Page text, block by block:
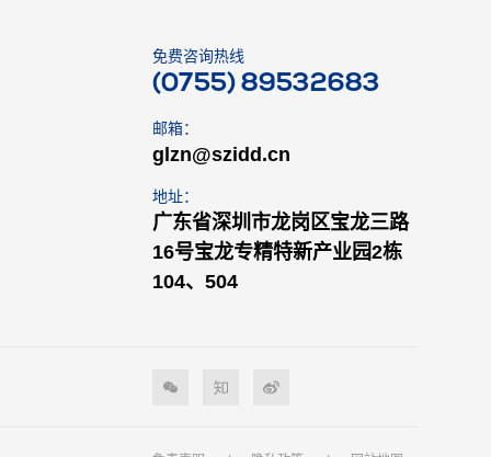
免费咨询热线
(0755) 89532683
邮箱：
glzn@szidd.cn
地址：
广东省深圳市龙岗区宝龙三路
16号宝龙专精特新产业园2栋
104、504